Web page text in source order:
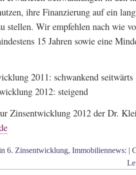
ihre Finanzierung auf ein
stellen. Wir empfehlen nach wie
15 Jahren sowie eine
2011: schwankend seitwärts
2012: steigend
Zinsentwicklung 2012 der Dr.
6. Zinsentwicklung, Immobiliennews: |